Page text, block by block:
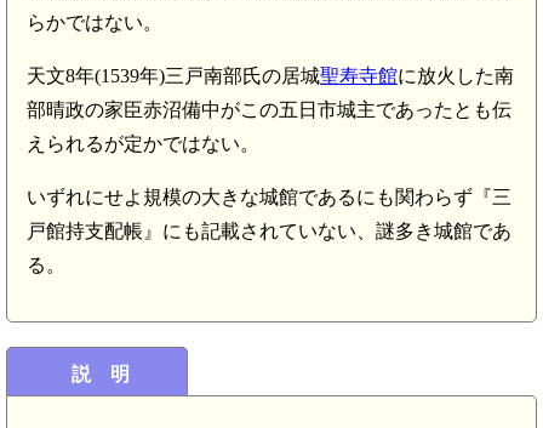
らかではない。
天文8年(1539年)三戸南部氏の居城聖寿寺館に放火した南
部晴政の家臣赤沼備中がこの五日市城主であったとも伝
えられるが定かではない。
いずれにせよ規模の大きな城館であるにも関わらず『三
戸館持支配帳』にも記載されていない、謎多き城館であ
る。
説 明